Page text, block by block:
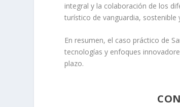
integral y la colaboración de los
turístico de vanguardia, sostenible
En resumen, el caso práctico de
tecnologías y enfoques
plazo.